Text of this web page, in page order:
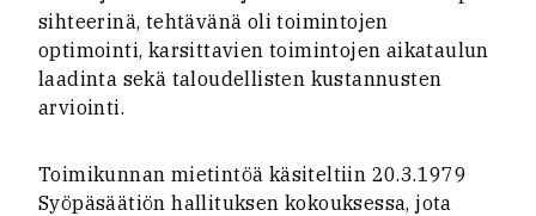
sihteerinä, tehtävänä oli toimintojen
optimointi, karsittavien toimintojen aikataulun
laadinta sekä taloudellisten kustannusten
arviointi.
Toimikunnan mietintöä käsiteltiin 20.3.1979
Syöpäsäätiön hallituksen kokouksessa, jota